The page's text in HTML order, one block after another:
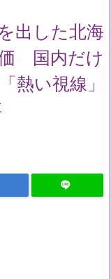
出した北海
国内だけ
熱い視線」